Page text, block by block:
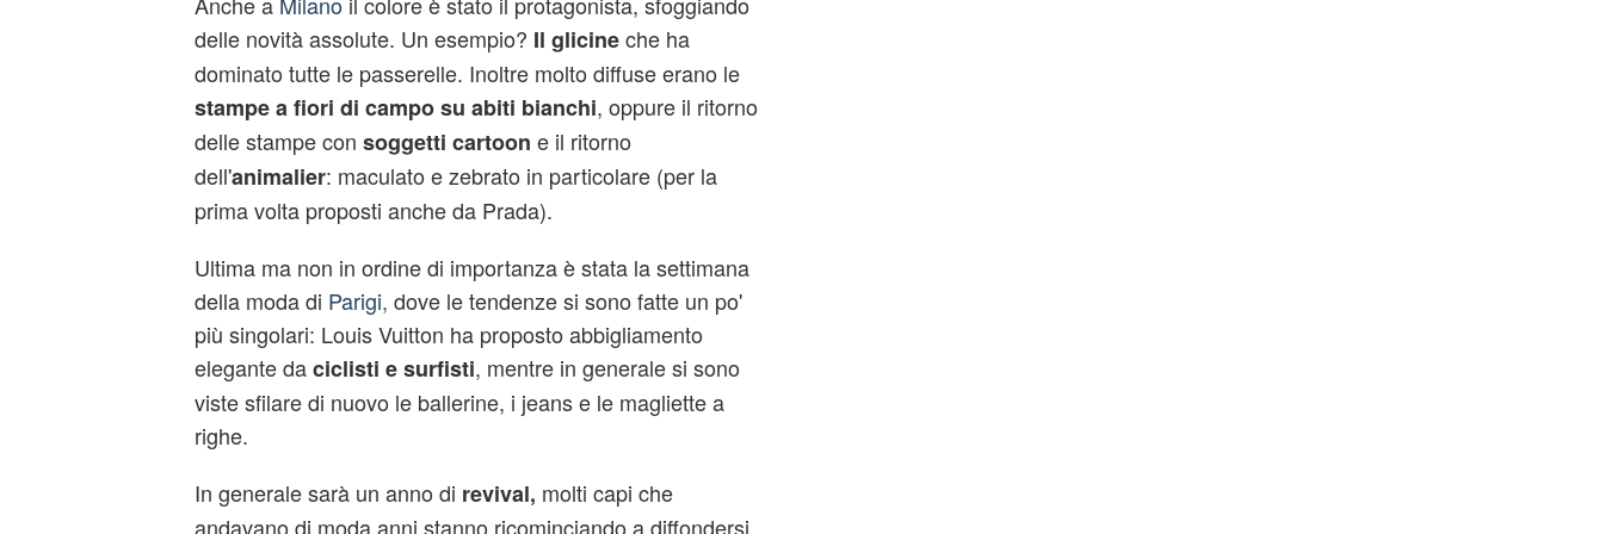
delle novità assolute. Un esempio? Il glicineche ha
dominato tutte le passerelle. Inoltre molto diffuse erano le
stampe a fiori di campo su abiti bianchi, oppure il ritorno
delle stampe con soggetti cartoon e il ritorno
dell'animalier: maculato e zebrato in particolare (per la
prima volta proposti anche da Prada).
Ultima ma non in ordine di importanza è stata la settimana
della moda di Parigi, dove le tendenze si sono fatte un po'
più singolari: Louis Vuitton ha proposto abbigliamento
elegante daciclisti e surfisti, mentre in generale si sono
viste sfilare di nuovo le ballerine, i jeans e le magliette a
righe.
In generale sarà un anno di revival, molti capi che
andavano di moda anni stanno ricominciando a diffondersi.